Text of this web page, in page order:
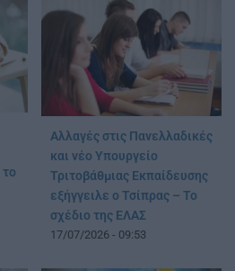
Αλλαγές στις Πανελλαδικές
και νέο Υπουργείο
Τριτοβάθμιας Εκπαίδευσης
εξήγγειλε ο Τσίπρας – Το
σχέδιο της ΕΛΑΣ
17/07/2026 - 09:53